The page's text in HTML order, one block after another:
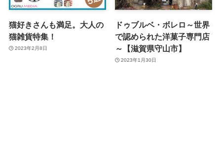
猫好きさんも満足。大人の
猫雑貨特集！
2023年2月8日
ドゥブルベ・ボレロ～世界
で認められた洋菓子専門店
～【滋賀県守山市】
2023年1月30日